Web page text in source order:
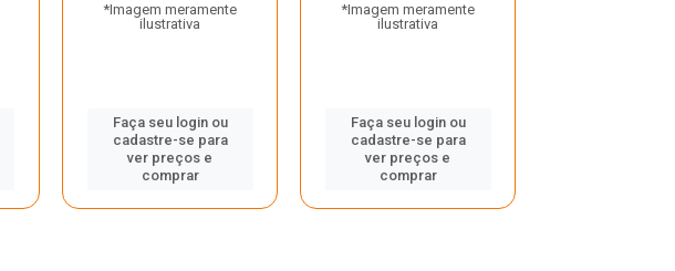
*Imagem meramente
ilustrativa
Faça seu login ou
cadastre-se para
ver preços e
comprar
*Imagem meramente
ilustrativa
Faça seu login ou
cadastre-se para
ver preços e
comprar